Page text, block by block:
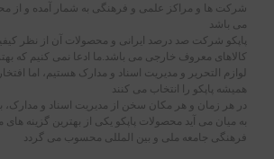
شرکت ها و مراکز علمی و فرهنگی به شمار آمده و از
می باشد
پاپکو شرکت صد درصد ایرانی و محصولات آن از نظر
کالاهای معروف خارجی می باشد.ما ادعا نمی کنیم که
لوازم التحریر و مدیریت اسناد و مدارک هستیم، اما
همیشه پاپکو را انتخاب می کنند
در هر زمان و هر مکان سخن از مدیریت اسناد و مدارک،
به میان می آید محصولات پاپکو یکی از بهترین گزینه
فرهنگی جامعه ملی و بین المللی محسوب می گردد